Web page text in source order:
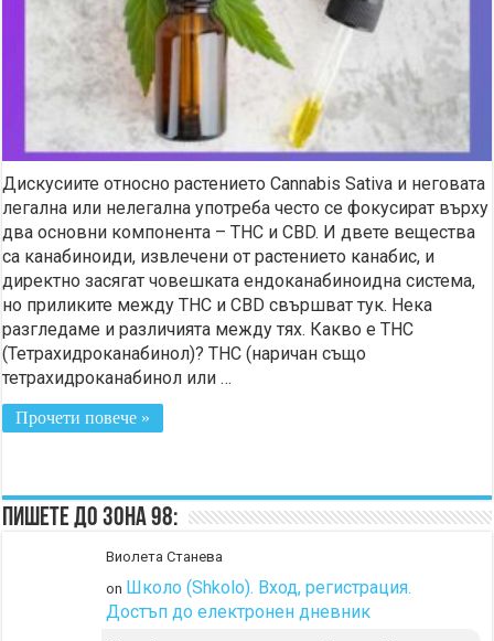
Дискусиите относно растението Cannabis Sativa и неговата
легална или нелегална употреба често се фокусират върху
два основни компонента – THC и CBD. И двете вещества
са канабиноиди, извлечени от растението канабис, и
директно засягат човешката ендоканабиноидна система,
но приликите между THC и CBD свършват тук. Нека
разгледаме и различията между тях. Какво е THC
(Тетрахидроканабинол)? THC (наричан също
тетрахидроканабинол или …
Прочети повече »
Пишете до Зона 98:
Виолета Станева
on Школо (Shkolo). Вход, регистрация.
Достъп до електронен дневник